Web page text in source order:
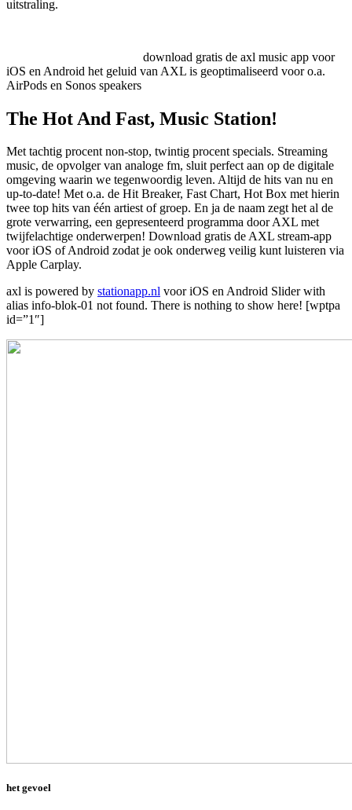
uitstraling.
download gratis de axl music app voor
iOS en Android het geluid van AXL is geoptimaliseerd voor o.a.
AirPods en Sonos speakers
The Hot And Fast, Music Station!
Met tachtig procent non-stop, twintig procent specials. Streaming
music, de opvolger van analoge fm, sluit perfect aan op de digitale
omgeving waarin we tegenwoordig leven. Altijd de hits van nu en
up-to-date! Met o.a. de Hit Breaker, Fast Chart, Hot Box met hierin
twee top hits van één artiest of groep. En ja de naam zegt het al de
grote verwarring, een gepresenteerd programma door AXL met
twijfelachtige onderwerpen! Download gratis de AXL stream-app
voor iOS of Android zodat je ook onderweg veilig kunt luisteren via
Apple Carplay.
axl is powered by stationapp.nl voor iOS en Android Slider with
alias info-blok-01 not found. There is nothing to show here! [wptpa
id=”1″]
het gevoel